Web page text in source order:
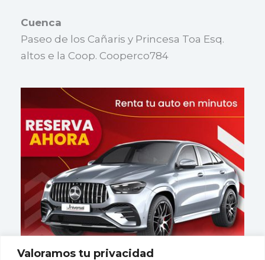
Valoramos tu privacidad
Cuenca
Paseo de los Cañaris y Princesa Toa Esq.
altos e la Coop. Cooperco784